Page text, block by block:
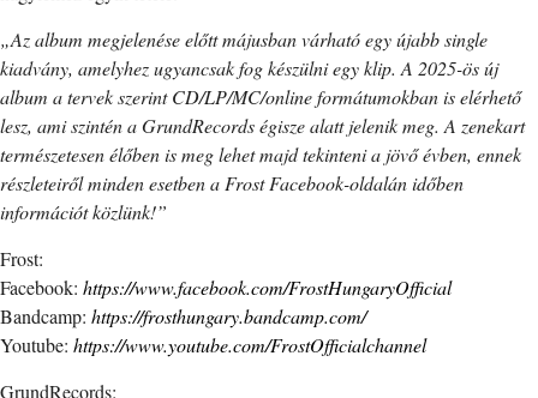
„Az album megjelenése előtt májusban várható egy újabb single
kiadvány, amelyhez ugyancsak fog készülni egy klip. A 2025-ös új
album a tervek szerint CD/LP/MC/online formátumokban is elérhető
lesz, ami szintén a GrundRecords égisze alatt jelenik meg. A zenekart
természetesen élőben is meg lehet majd tekinteni a jövő évben, ennek
részleteiről minden esetben a Frost Facebook-oldalán időben
információt közlünk!”
Frost:
Facebook: https://www.facebook.com/FrostHungaryOfficial
Bandcamp: https://frosthungary.bandcamp.com/
Youtube: https://www.youtube.com/FrostOfficialchannel
GrundRecords: